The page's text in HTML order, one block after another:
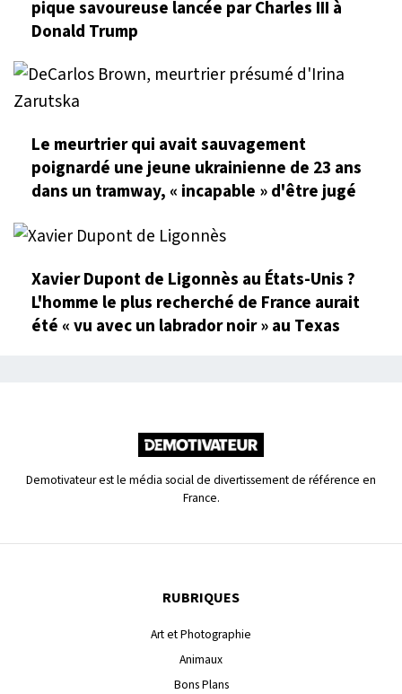
pique savoureuse lancée par Charles III à
Donald Trump
Le meurtrier qui avait sauvagement
poignardé une jeune ukrainienne de 23 ans
dans un tramway, « incapable » d'être jugé
Xavier Dupont de Ligonnès au États-Unis ?
L'homme le plus recherché de France aurait
été « vu avec un labrador noir » au Texas
Demotivateur est le média social de divertissement de référence en
France.
RUBRIQUES
Art et Photographie
Animaux
Bons Plans